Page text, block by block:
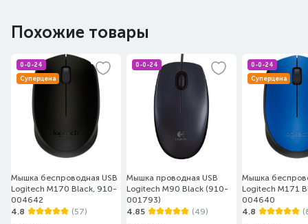
Похожие товары
0-0-24
Суперцена
Мышка беспроводная USB
Logitech M170 Black, 910-
004642
4.8
(57)
0-0-24
Мышка проводная USB
Logitech M90 Black (910-
001793)
4.85
(49)
0-0-24
Суперцена
Мышка
Logitech M171
004640
4.8